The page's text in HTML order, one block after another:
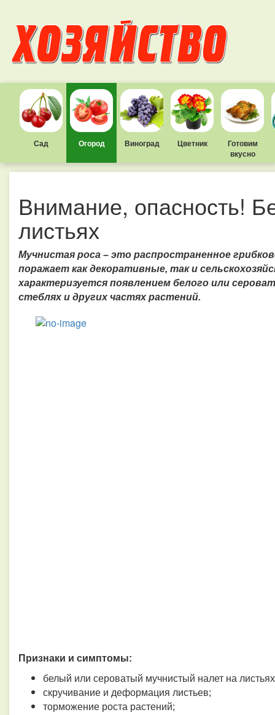
Сад Огород Виноград Цветник
Готовим
вкусно
Внимание, опасность!
листьях
Мучнистая роса – это распространенное
поражает как декоративные, так и
характеризуется появлением белого или
стеблях и других частях растений.
Признаки и симптомы:
белый или сероватый мучнистый налет на
скручивание и деформация листьев;
торможение роста растений;